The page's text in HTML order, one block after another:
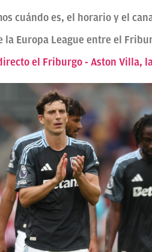
cuándo es, el horario y el
la Europa League entre el
el Friburgo - Aston Villa,